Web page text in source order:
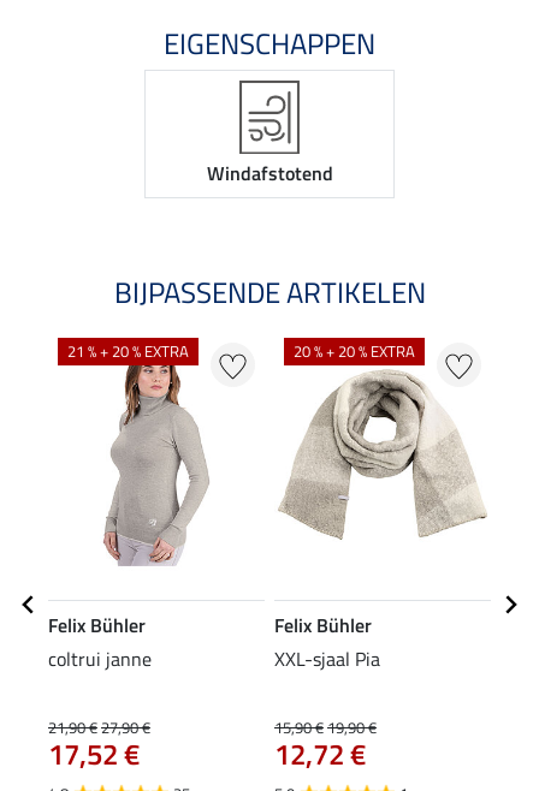
EIGENSCHAPPEN
Windafstotend
BIJPASSENDE ARTIKELEN
21 % + 20 % EXTRA
Felix Bühler
coltrui janne
21,90 €27,90 €
17,52 €
20 % + 20 % EXTRA
Felix Bühler
XXL-sjaal Pia
15,90 €19,90 €
12,72 €